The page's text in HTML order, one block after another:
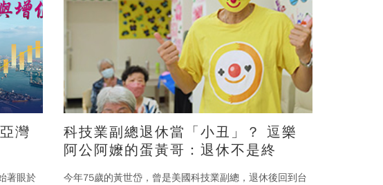
灣
著眼於
科技業副總退休當「小丑」？ 逗樂
阿公阿嬤的蛋黃哥：退休不是終
今年75歲的黃世岱，曾是美國科技業副總，退休後回到台